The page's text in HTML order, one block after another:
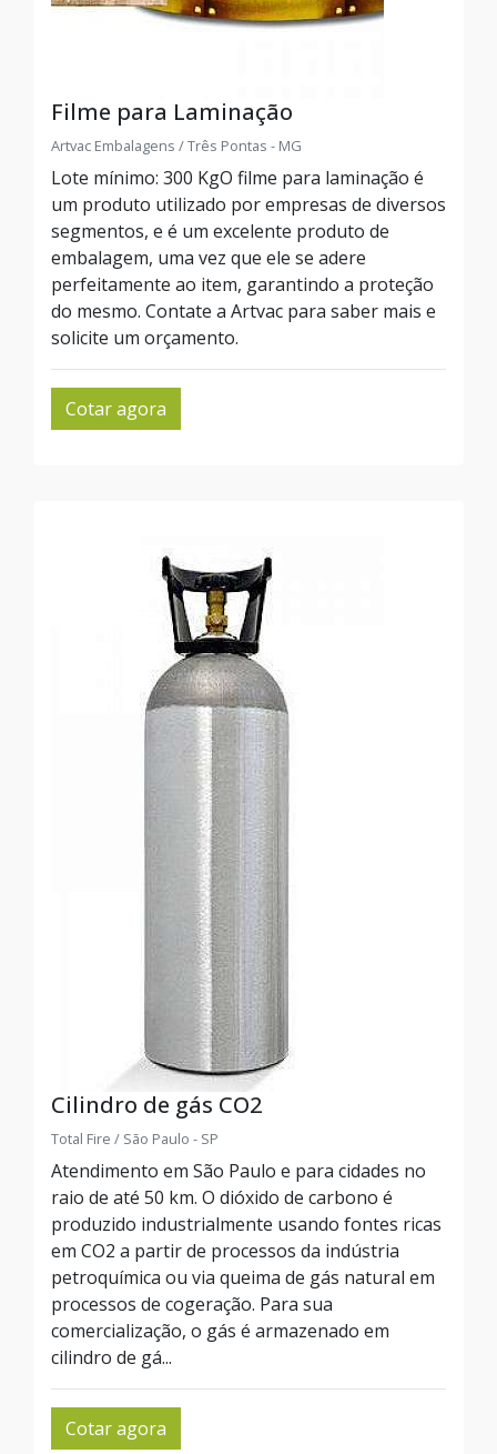
Filme para Laminação
Artvac Embalagens / Três Pontas - MG
Lote mínimo: 300 KgO filme para laminação é
um produto utilizado por empresas de diversos
segmentos, e é um excelente produto de
embalagem, uma vez que ele se adere
perfeitamente ao item, garantindo a proteção
do mesmo. Contate a Artvac para saber mais e
solicite um orçamento.
Cotar agora
Cilindro de gás CO2
Total Fire / São Paulo - SP
Atendimento em São Paulo e para cidades no
raio de até 50 km. O dióxido de carbono é
produzido industrialmente usando fontes ricas
em CO2 a partir de processos da indústria
petroquímica ou via queima de gás natural em
processos de cogeração. Para sua
comercialização, o gás é armazenado em
cilindro de gá...
Cotar agora